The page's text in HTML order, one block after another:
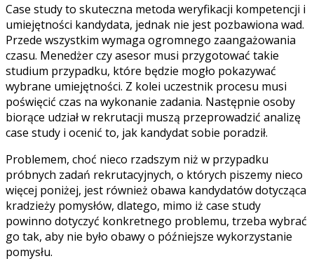
Case study to skuteczna metoda weryfikacji kompetencji i
umiejętności kandydata, jednak nie jest pozbawiona wad.
Przede wszystkim wymaga ogromnego zaangażowania
czasu. Menedżer czy asesor musi przygotować takie
studium przypadku, które będzie mogło pokazywać
wybrane umiejętności. Z kolei uczestnik procesu musi
poświęcić czas na wykonanie zadania. Następnie osoby
biorące udział w rekrutacji muszą przeprowadzić analizę
case study i ocenić to, jak kandydat sobie poradził.
Problemem, choć nieco rzadszym niż w przypadku
próbnych zadań rekrutacyjnych, o których piszemy nieco
więcej poniżej, jest również obawa kandydatów dotycząca
kradzieży pomysłów, dlatego, mimo iż case study
powinno dotyczyć konkretnego problemu, trzeba wybrać
go tak, aby nie było obawy o późniejsze wykorzystanie
pomysłu.